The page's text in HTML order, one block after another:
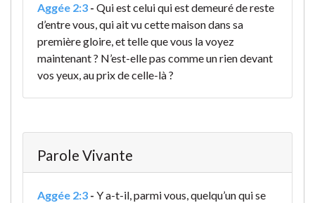
Aggée 2:3 - Qui est celui qui est demeuré de reste
d’entre vous, qui ait vu cette maison dans sa
première gloire, et telle que vous la voyez
maintenant ? N’est-elle pas comme un rien devant
vos yeux, au prix de celle-là ?
Parole Vivante
Aggée 2:3 - Y a-t-il, parmi vous, quelqu’un qui se